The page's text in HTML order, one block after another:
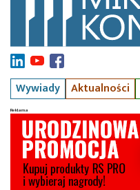
Wywiady Aktualności